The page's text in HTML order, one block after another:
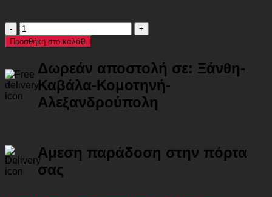
Σκαμπό-
μπαούλο
Terina
βελούδο
γκρι
Φ46x42εκ
ποσότητα
Προσθήκη στο καλάθι
Δωρεάν αποστολή σε: Ξάνθη-
Καβάλα-Κομοτηνή-
Αλεξανδρούπολη
Αμεση παράδοση στην πόρτα
σας